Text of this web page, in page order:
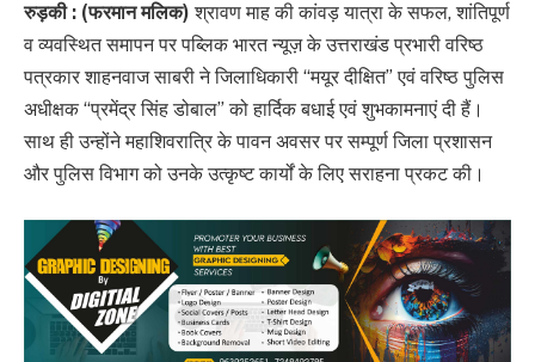
रुड़की : (फरमान मलिक) श्रावण माह की कांवड़ यात्रा के सफल, शांतिपूर्ण
व व्यवस्थित समापन पर पब्लिक भारत न्यूज़ के उत्तराखंड प्रभारी वरिष्ठ
पत्रकार शाहनवाज साबरी ने जिलाधिकारी “मयूर दीक्षित” एवं वरिष्ठ पुलिस
अधीक्षक “प्रमेंद्र सिंह डोबाल” को हार्दिक बधाई एवं शुभकामनाएं दी हैं।
साथ ही उन्होंने महाशिवरात्रि के पावन अवसर पर सम्पूर्ण जिला प्रशासन
और पुलिस विभाग को उनके उत्कृष्ट कार्यों के लिए सराहना प्रकट की।